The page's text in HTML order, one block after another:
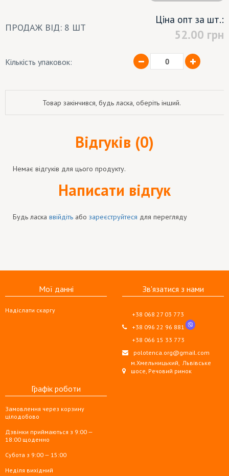
ПРОДАЖ ВІД: 8 ШТ
Ціна опт за шт.:
52.00 грн
Кількість упаковок:
Товар закінчився, будь ласка, оберіть інший.
Відгуків (0)
Немає відгуків для цього продукту.
Написати відгук
Будь ласка ввійдіть або зареєструйтеся для перегляду
Мої данні
Надіслати скаргу
Зв'язатися з нами
+38 068 27 03 773
+38 096 22 96 881
+38 066 15 33 773
polotenca.org@gmail.com
м.Хмельницький, Львівське
шосе, Речовий ринок
Графік роботи
Замовлення через корзину
цілодобово
Дзвінки приймаються з 9:00 —
18:00 щоденно
Субота з 9:00 — 15:00
Неділя вихідний